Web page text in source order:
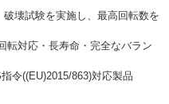
壊試験を実施し、最高回転数を
転対応・長寿命・完全なバラン
令((EU)2015/863)対応製品